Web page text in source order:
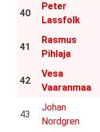
40
Peter
Lassfolk
41
Rasmus
Pihlaja
42
Vesa
Vaaranmaa
43
Johan
Nordgren